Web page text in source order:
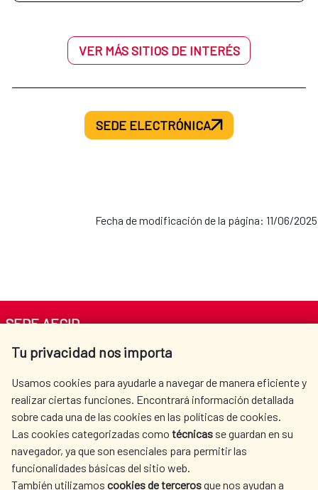
VER MÁS SITIOS DE INTERÉS
SEDE ELECTRÓNICA
Fecha de modificación de la página: 11/06/2025
Tu privacidad nos importa
Usamos cookies para ayudarle a navegar de manera eficiente y
realizar ciertas funciones. Encontrará información detallada
sobre cada una de las cookies en las políticas de cookies.
Las cookies categorizadas como técnicas se guardan en su
navegador, ya que son esenciales para permitir las
funcionalidades básicas del sitio web.
También utilizamos cookies de tercerosque nos ayudan a
SEDE AECID
Av. Reyes Católicos 4 - 28040 Madrid
centro.informacion@aecid.es
LA AECID
DÓNDE COOPERAMOS
ACCIÓN HUMANITARIA
SALA DE PRENSA
CULTURA Y CIENCIA
BIBLIOTECA